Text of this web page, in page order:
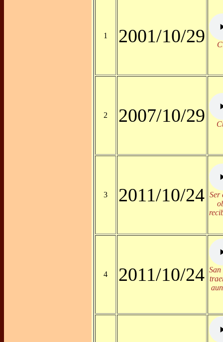
1 2001/10/29
2 2007/10/29
3 2011/10/24 Ser
4 2011/10/24 San